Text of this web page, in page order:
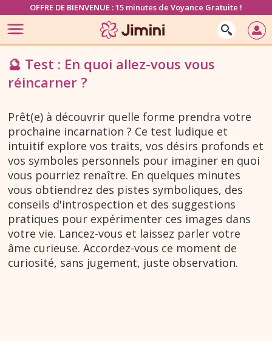
OFFRE DE BIENVENUE : 15 minutes de Voyance Gratuite !
🔮 Test : En quoi allez-vous vous
réincarner ?
Prêt(e) à découvrir quelle forme prendra votre
prochaine incarnation ? Ce test ludique et
intuitif explore vos traits, vos désirs profonds et
vos symboles personnels pour imaginer en quoi
vous pourriez renaître. En quelques minutes
vous obtiendrez des pistes symboliques, des
conseils d'introspection et des suggestions
pratiques pour expérimenter ces images dans
votre vie. Lancez-vous et laissez parler votre
âme curieuse. Accordez-vous ce moment de
curiosité, sans jugement, juste observation.